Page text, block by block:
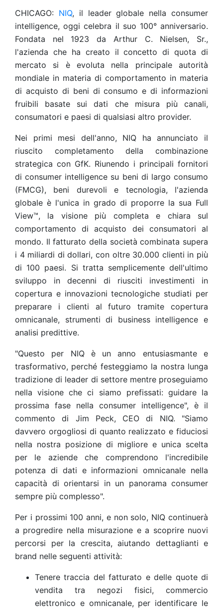
CHICAGO: NIQ, il leader globale nella consumer
intelligence, oggi celebra il suo 100° anniversario.
Fondata nel 1923 da Arthur C. Nielsen, Sr.,
l'azienda che ha creato il concetto di quota di
mercato si è evoluta nella principale autorità
mondiale in materia di comportamento in materia
di acquisto di beni di consumo e di informazioni
fruibili basate sui dati che misura più canali,
consumatori e paesi di qualsiasi altro provider.
Nei primi mesi dell'anno, NIQ ha annunciato il
riuscito completamento della combinazione
strategica con GfK. Riunendo i principali fornitori
di consumer intelligence su beni di largo consumo
(FMCG), beni durevoli e tecnologia, l'azienda
globale è l'unica in grado di proporre la sua Full
View™, la visione più completa e chiara sul
comportamento di acquisto dei consumatori al
mondo. Il fatturato della società combinata supera
i 4 miliardi di dollari, con oltre 30.000 clienti in più
di 100 paesi. Si tratta semplicemente dell'ultimo
sviluppo in decenni di riusciti investimenti in
copertura e innovazioni tecnologiche studiati per
preparare i clienti al futuro tramite copertura
omnicanale, strumenti di business intelligence e
analisi predittive.
"Questo per NIQ è un anno entusiasmante e
trasformativo, perché festeggiamo la nostra lunga
tradizione di leader di settore mentre proseguiamo
nella visione che ci siamo prefissati: guidare la
prossima fase nella consumer intelligence", è il
commento di Jim Peck, CEO di NIQ. "Siamo
davvero orgogliosi di quanto realizzato e fiduciosi
nella nostra posizione di migliore e unica scelta
per le aziende che comprendono l'incredibile
potenza di dati e informazioni omnicanale nella
capacità di orientarsi in un panorama consumer
sempre più complesso".
Per i prossimi 100 anni, e non solo, NIQ continuerà
a progredire nella misurazione e a scoprire nuovi
percorsi per la crescita, aiutando dettaglianti e
brand nelle seguenti attività:
Tenere traccia del fatturato e delle quote di
vendita tra negozi fisici, commercio
elettronico e omnicanale, per identificare le